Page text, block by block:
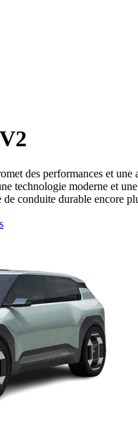
des performances et
technologie moderne et
de conduite durable encore